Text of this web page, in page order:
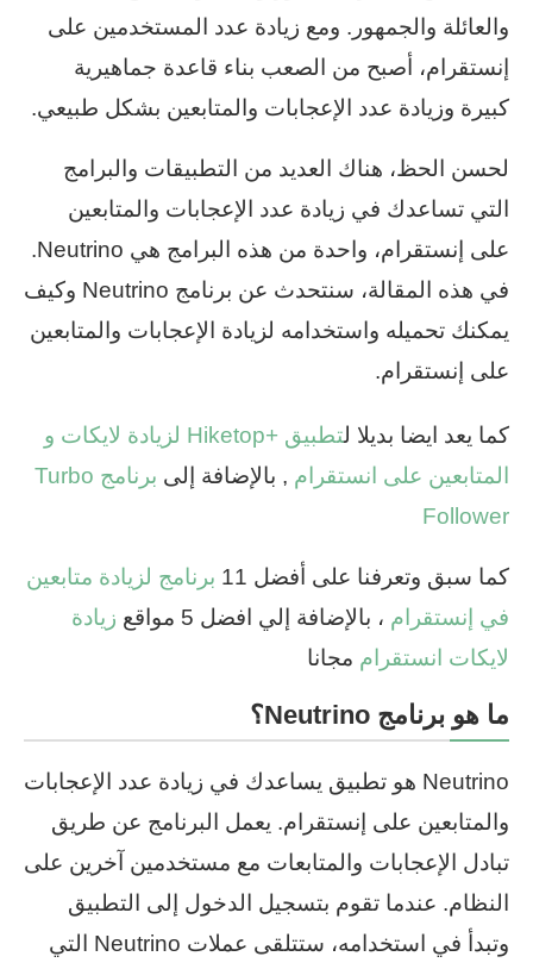
والعائلة والجمهور. ومع زيادة عدد المستخدمين على
إنستقرام، أصبح من الصعب بناء قاعدة جماهيرية
كبيرة وزيادة عدد الإعجابات والمتابعين بشكل طبيعي.
لحسن الحظ، هناك العديد من التطبيقات والبرامج
التي تساعدك في زيادة عدد الإعجابات والمتابعين
على إنستقرام، واحدة من هذه البرامج هي Neutrino.
في هذه المقالة، سنتحدث عن برنامج Neutrino وكيف
يمكنك تحميله واستخدامه لزيادة الإعجابات والمتابعين
على إنستقرام.
كما يعد ايضا بديلا ل
تطبيق +Hiketop لزيادة لايكات و
المتابعين على انستقرام , بالإضافة إلى
برنامج Turbo
Follower
كما سبق وتعرفنا على أفضل 11
برنامج لزيادة متابعين
في إنستقرام ، بالإضافة إلي افضل 5 مواقع
زيادة
لايكات انستقرام مجانا
ما هو برنامج Neutrino؟
Neutrino هو تطبيق يساعدك في زيادة عدد الإعجابات
والمتابعين على إنستقرام. يعمل البرنامج عن طريق
تبادل الإعجابات والمتابعات مع مستخدمين آخرين على
النظام. عندما تقوم بتسجيل الدخول إلى التطبيق
وتبدأ في استخدامه، ستتلقى عملات Neutrino التي